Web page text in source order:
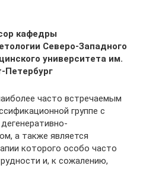
кафедры
Северо-Западного
университета им.
Петербург
часто встречаемым
группе с
а также является
которого особо часто
и, к сожалению,